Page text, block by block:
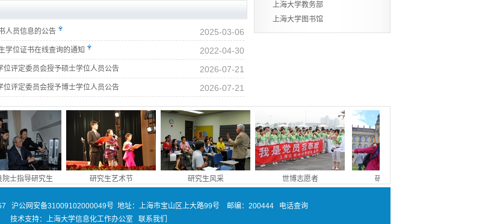
2025-03-06
人员信息的公告
2022-04-30
学位证书在线查询的通知
2026-07-21
位评定委员会授予硕士学位人员公告
2026-07-21
位评定委员会授予博士学位人员公告
上海大学教务部
上海大学图书馆
士指导研究生 研究生艺术节 研究生风采 世博志愿者 研究生风采
沪公网安备31009102000049号地址：上海市宝山区上大路99号 邮编：200444
电话查询
技术支持： 上海大学信息化工作办公室 联系我们